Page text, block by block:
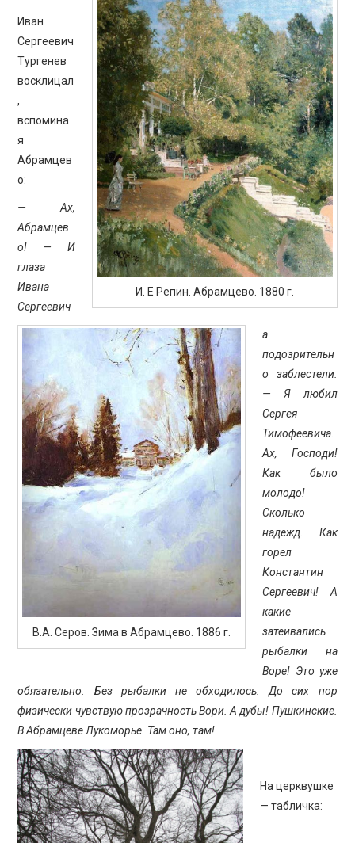
И. Е Репин. Абрамцево. 1880 г.
В.А. Серов. Зима в Абрамцево. 1886 г.
Иван
Сергеевич
Тургенев
восклицал
,
вспомина
я
Абрамцев
о:
— Ах,
Абрамцев
о! — И
глаза
Ивана
Сергеевич
а
подозрительн
о заблестели.
— Я любил
Сергея
Тимофеевича.
Ах, Господи!
Как было
молодо!
Сколько
надежд. Как
горел
Константин
Сергеевич! А
какие
затеивались
рыбалки на
Воре! Это уже
обязательно. Без рыбалки не обходилось. До сих пор
физически чувствую прозрачность Вори. А дубы! Пушкинские.
В Абрамцеве Лукоморье. Там оно, там!
На церквушке
— табличка: